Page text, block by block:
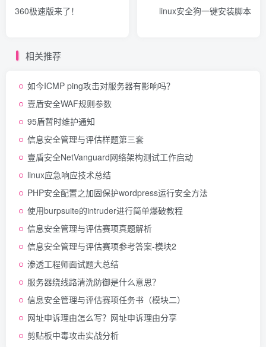
360极速版来了！
linux安全狗一键安装脚本
相关推荐
如今ICMP ping攻击对服务器有影响吗？
壹盾安全WAF规则参数
95盾暂时维护通知
信息安全管理与评估样题第三套
壹盾安全NetVanguard网络架构测试工作启动
linux应急响应技术总结
PHP安全配置之加固保护wordpress运行安全方法
使用burpsuite的intruder进行简单爆破教程
信息安全管理与评估赛项真题解析
信息安全管理与评估赛项参考答案-模块2
渗透工程师面试题大总结
服务器绕线路清洗防御是什么意思？
信息安全管理与评估赛项任务书（模块二）
网址申诉理由怎么写？网址申诉理由分享
剪贴板中毒攻击实战分析